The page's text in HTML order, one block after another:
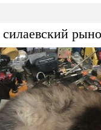
силаевский